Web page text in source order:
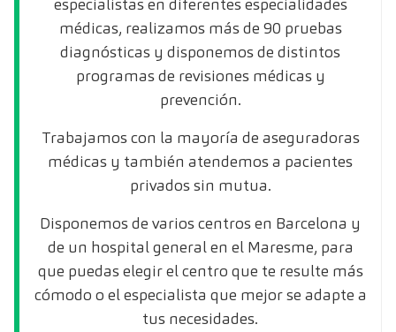
médicas, realizamos más de 90 pruebas
diagnósticas y disponemos de distintos
programas de revisiones médicas y
prevención.
Trabajamos con la mayoría de aseguradoras
médicas y también atendemos a pacientes
privados sin mutua.
Disponemos de varios centros en Barcelona y
de un hospital general en el Maresme, para
que puedas elegir el centro que te resulte más
cómodo o el especialista que mejor se adapte a
tus necesidades.